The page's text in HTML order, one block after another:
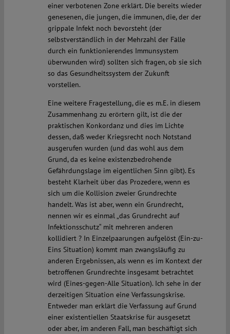
einer verbotenen Zone erklärt. Die bereits wieder
genesenen, die jungen, die immunen, die, der der
grippale Infekt noch bevorsteht (der
selbstverständlich in der Mehrzahl der Fälle
durch ein funktionierendes Immunsystem
überwunden wird) sollten sich fragen, ob sie sich
so das Gesundheitssystem der Zukunft
vorstellen.
Eine weitere Fragestellung, die es m.E. in diesem
Zusammenhang zu erörtern gilt, ist die der
praktischen Konkordanz und dies im Lichte
dessen, daß weder Kriegsrecht noch Notstand
ausgerufen wurden (und das wohl aus dem
Grund, da es keine existenzbedrohende
Gefährdungslage im eigentlichen Sinn gibt). Es
besteht Klarheit über das Prozedere, wenn es
sich um die Kollision zweier Grundrechte
handelt. Was ist aber, wenn ein Grundrecht,
nennen wir es einmal „das Grundrecht auf
Infektionsschutz“ mit mehreren anderen
kollidiert ? In Einzelpaarungen aufgelöst (Ein-zu-
Eins Situation) kommt man zwangsläufig zu
anderen Ergebnissen, als wenn es im Kontext der
betroffenen Grundrechte insgesamt betrachtet
wird (Eines-gegen-Alle Situation). Ich sehe in der
derzeitigen Situation eine Verfassungskrise.
Entweder man erklärt die Verfassung auf Grund
einer existentiellen Staatskrise für ausgesetzt
oder aber, im anderen Fall, man beschäftigt sich